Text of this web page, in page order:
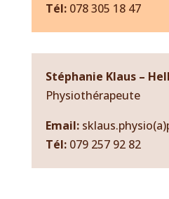
Tél: 078 305 18 47
Stéphanie Klaus –
Physiothérapeute
Email:
Tél: 079 257 92 82